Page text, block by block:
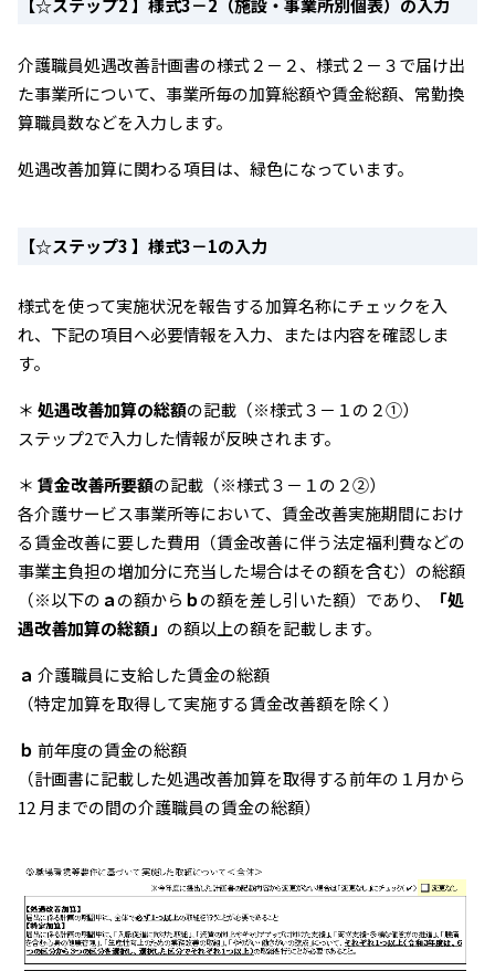
【☆ステップ2 】様式3－2（施設・事業所別個表）の入力
介護職員処遇改善計画書の様式２－２、様式２－３で届け出
た事業所について、事業所毎の加算総額や賃金総額、常勤換
算職員数などを入力します。
処遇改善加算に関わる項目は、緑色になっています。
【☆ステップ3 】様式3－1の入力
様式を使って実施状況を報告する加算名称にチェックを入
れ、下記の項目へ必要情報を入力、または内容を確認しま
す。
＊ 処遇改善加算の総額の記載（※様式３－１の２①）
ステップ2で入力した情報が反映されます。
＊ 賃金改善所要額の記載（※様式３－１の２②）
各介護サービス事業所等において、賃金改善実施期間におけ
る賃金改善に要した費用（賃金改善に伴う法定福利費などの
事業主負担の増加分に充当した場合はその額を含む）の総額
（※以下の ａの額から ｂの額を差し引いた額）であり、
「処
遇改善加算の総額」 の額以上の額を記載します。
ａ 介護職員に支給した賃金の総額
（特定加算を取得して実施する賃金改善額を除く）
ｂ 前年度の賃金の総額
（計画書に記載した処遇改善加算を取得する前年の１月から
12 月までの間の介護職員の賃金の総額）